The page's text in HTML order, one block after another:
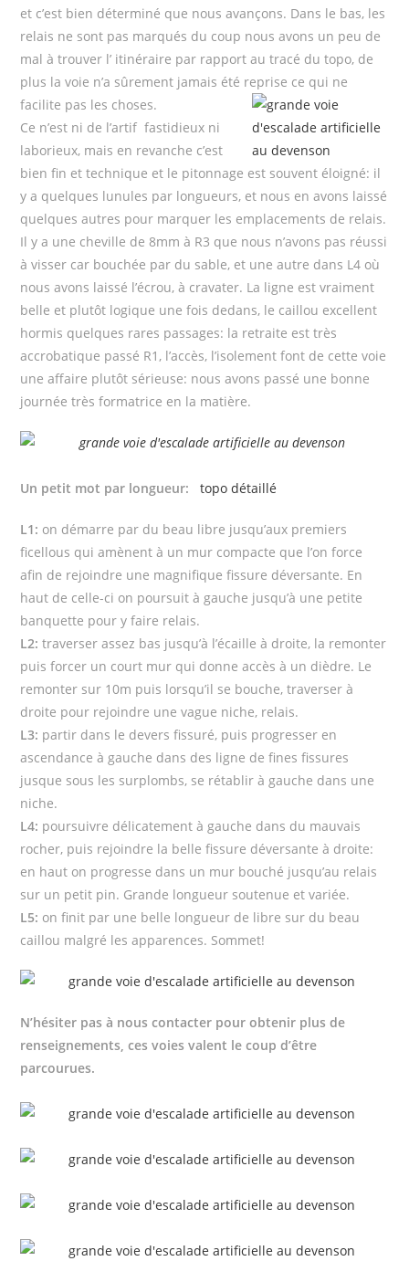
et c’est bien déterminé que nous avançons. Dans le bas, les
relais ne sont pas marqués du coup nous avons un peu de
mal à trouver l’ itinéraire par rapport au tracé du topo, de
plus la voie n’a sûrement jamais été reprise ce qui ne
facilite pas les choses.
Ce n’est ni de l’artif fastidieux ni
laborieux, mais en revanche c’est
bien fin et technique et le pitonnage est souvent éloigné: il
y a quelques lunules par longueurs, et nous en avons laissé
quelques autres pour marquer les emplacements de relais.
Il y a une cheville de 8mm à R3 que nous n’avons pas réussi
à visser car bouchée par du sable, et une autre dans L4 où
nous avons laissé l’écrou, à cravater. La ligne est vraiment
belle et plutôt logique une fois dedans, le caillou excellent
hormis quelques rares passages: la retraite est très
accrobatique passé R1, l’accès, l’isolement font de cette voie
une affaire plutôt sérieuse: nous avons passé une bonne
journée très formatrice en la matière.
Un petit mot par longueur: topo détaillé
L1: on démarre par du beau libre jusqu’aux premiers
ficellous qui amènent à un mur compacte que l’on force
afin de rejoindre une magnifique fissure déversante. En
haut de celle-ci on poursuit à gauche jusqu’à une petite
banquette pour y faire relais.
L2: traverser assez bas jusqu’à l’écaille à droite, la remonter
puis forcer un court mur qui donne accès à un dièdre. Le
remonter sur 10m puis lorsqu’il se bouche, traverser à
droite pour rejoindre une vague niche, relais.
L3: partir dans le devers fissuré, puis progresser en
ascendance à gauche dans des ligne de fines fissures
jusque sous les surplombs, se rétablir à gauche dans une
niche.
L4: poursuivre délicatement à gauche dans du mauvais
rocher, puis rejoindre la belle fissure déversante à droite:
en haut on progresse dans un mur bouché jusqu’au relais
sur un petit pin. Grande longueur soutenue et variée.
L5: on finit par une belle longueur de libre sur du beau
caillou malgré les apparences. Sommet!
N’hésiter pas à nous contacter pour obtenir plus de
renseignements, ces voies valent le coup d’être
parcourues.